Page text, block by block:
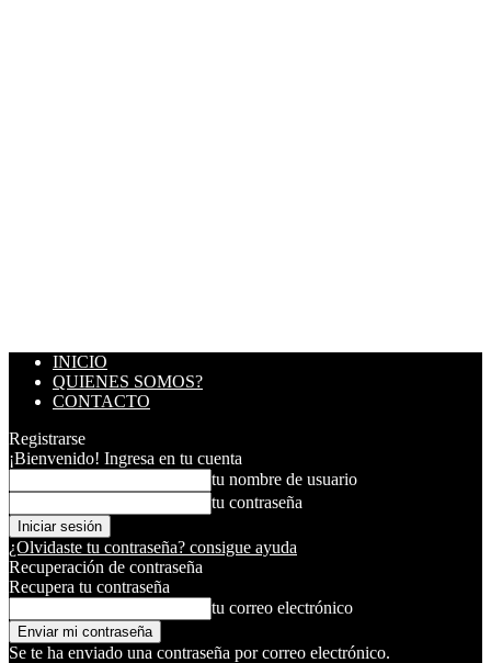
INICIO
QUIENES SOMOS?
CONTACTO
Registrarse
¡Bienvenido! Ingresa en tu cuenta
tu nombre de usuario
tu contraseña
¿Olvidaste tu contraseña? consigue ayuda
Recuperación de contraseña
Recupera tu contraseña
tu correo electrónico
Se te ha enviado una contraseña por correo electrónico.